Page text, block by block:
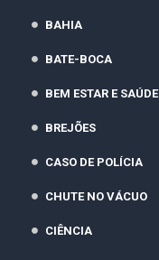
BAHIA
BATE-BOCA
BEM ESTAR E SAÚDE
BREJÕES
CASO DE POLÍCIA
CHUTE NO VÁCUO
CIÊNCIA